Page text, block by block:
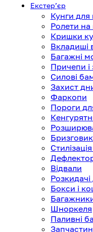
Екстерʼєр
Кунги для
Ролети на
Кришки
Вкладиші
Багажні
Причепи і
Силові
Захист
Фаркопи
Пороги
Відвали
Бокси і
Шноркеля
Паливні